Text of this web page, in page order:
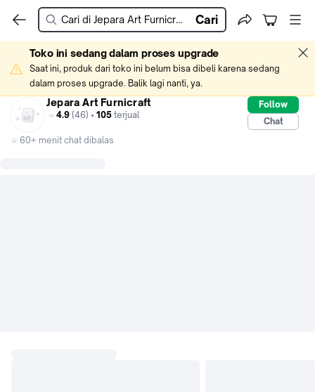
Cari
Toko ini sedang dalam proses upgrade
Saat ini, produk dari toko ini belum bisa dibeli karena sedang
dalam proses upgrade. Balik lagi nanti, ya.
Jepara Art Furnicraft
4.9 (46) • 105 terjual
Follow
Chat
60+ menit chat dibalas